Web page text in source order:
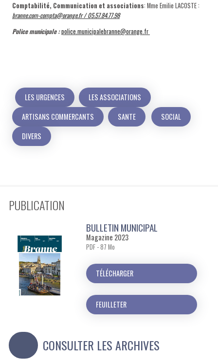
Comptabilité, Communication et associations: Mme Emilie LACOSTE :
branne.com-compta@orange.fr / 05.57.84.77.98
Police municipale :police.municipalebranne@orange.fr
LES URGENCES
LES ASSOCIATIONS
ARTISANS COMMERCANTS
SANTE
SOCIAL
DIVERS
PUBLICATION
BULLETIN MUNICIPAL
Magazine 2023
PDF - 87 Mo
TÉLÉCHARGER
FEUILLETER
CONSULTER LES ARCHIVES